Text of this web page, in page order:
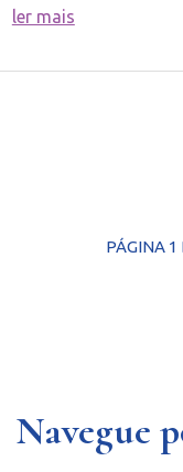
ler mais
PÁGINA 1
Navegue